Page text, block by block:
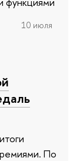
10 июля
По